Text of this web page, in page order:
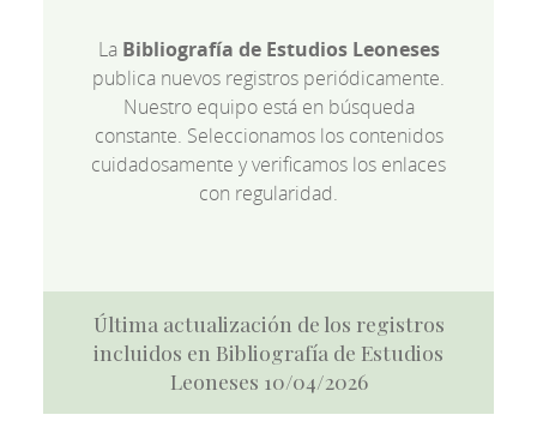
La Bibliografía de Estudios Leoneses
publica nuevos registros periódicamente.
Nuestro equipo está en búsqueda
constante. Seleccionamos los contenidos
cuidadosamente y verificamos los enlaces
con regularidad.
Última actualización de los registros
incluidos en Bibliografía de Estudios
Leoneses 10/04/2026